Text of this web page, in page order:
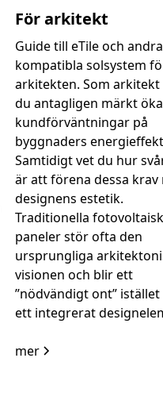
För arkitekt
Guide till eTile och andra
kompatibla solsystem
arkitekten. Som
du antagligen märkt
kundförväntningar på
byggnaders
Samtidigt vet du hur
är att förena dessa krav
designens estetik.
Traditionella
paneler stör ofta den
ursprungliga
visionen och blir ett
”nödvändigt ont”
ett integrerat
mer